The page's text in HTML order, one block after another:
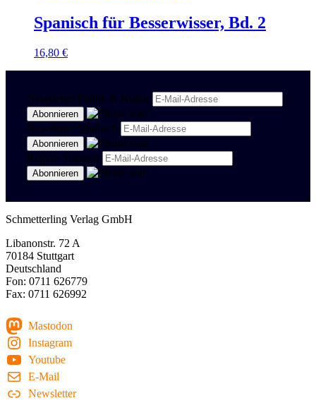
Spanisch für Besserwisser, Bd. 2
16,80 €
Newsletter Politik & Kultur
Newsletter Spanisch
Region Stuttgart
Schmetterling Verlag GmbH
Libanonstr. 72 A
70184 Stuttgart
Deutschland
Fon: 0711 626779
Fax: 0711 626992
Mastodon
Instagram
Youtube
E-Mail
Newsletter